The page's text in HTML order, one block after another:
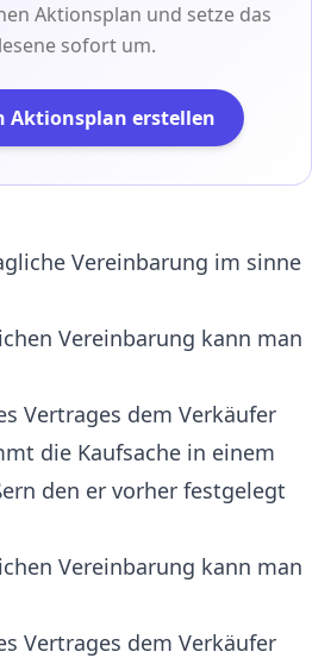
Aktionsplan und setze das
sofort um.
Aktionsplan erstellen
Vereinbarung im sinne
Vereinbarung kann man
Vertrages dem Verkäufer
die Kaufsache in einem
den er vorher festgelegt
Vereinbarung kann man
Vertrages dem Verkäufer